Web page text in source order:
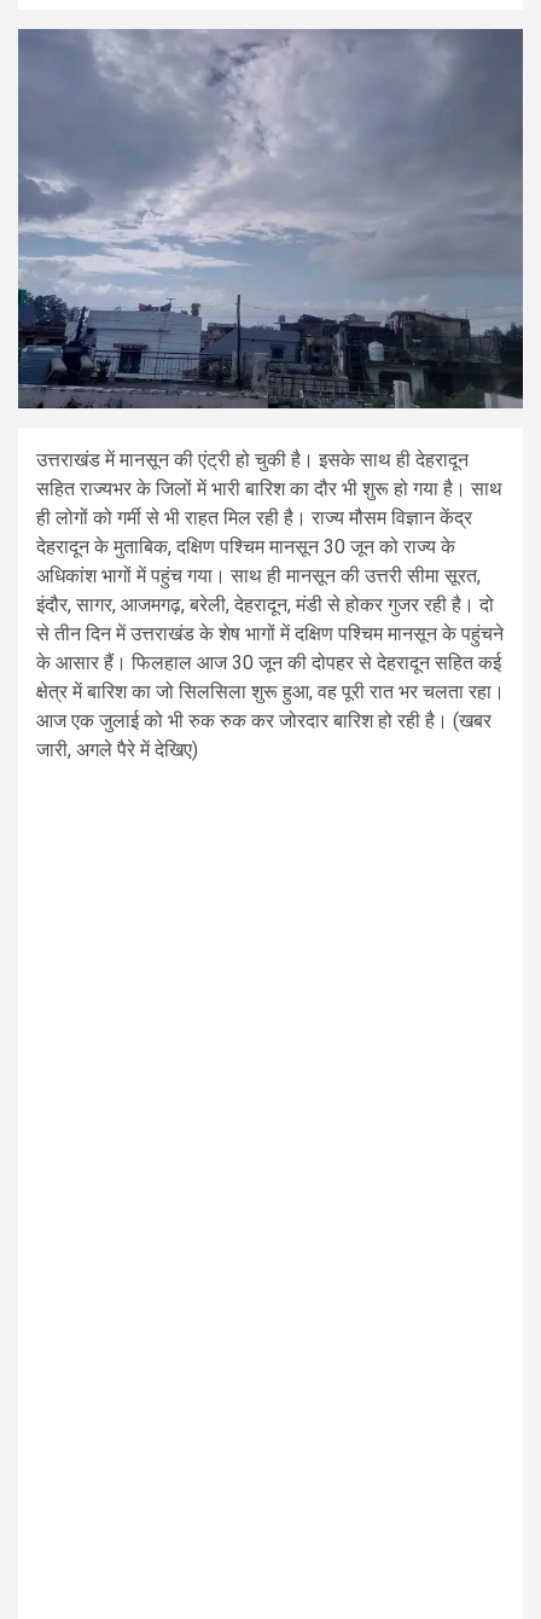
उत्तराखंड में मानसून की एंट्री हो चुकी है। इसके साथ ही देहरादून
सहित राज्यभर के जिलों में भारी बारिश का दौर भी शुरू हो गया है। साथ
ही लोगों को गर्मी से भी राहत मिल रही है। राज्य मौसम विज्ञान केंद्र
देहरादून के मुताबिक, दक्षिण पश्चिम मानसून 30 जून को राज्य के
अधिकांश भागों में पहुंच गया। साथ ही मानसून की उत्तरी सीमा सूरत,
इंदौर, सागर, आजमगढ़, बरेली, देहरादून, मंडी से होकर गुजर रही है। दो
से तीन दिन में उत्तराखंड के शेष भागों में दक्षिण पश्चिम मानसून के पहुंचने
के आसार हैं। फिलहाल आज 30 जून की दोपहर से देहरादून सहित कई
क्षेत्र में बारिश का जो सिलसिला शुरू हुआ, वह पूरी रात भर चलता रहा।
आज एक जुलाई को भी रुक रुक कर जोरदार बारिश हो रही है। (खबर
जारी, अगले पैरे में देखिए)